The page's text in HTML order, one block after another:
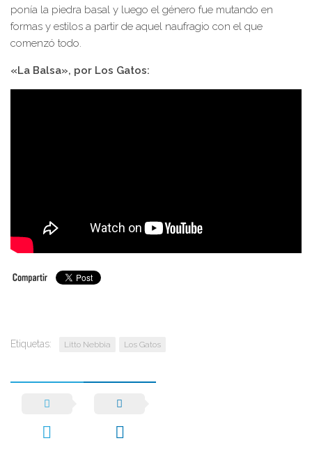
ponía la piedra basal y luego el género fue mutando en
formas y estilos a partir de aquel naufragio con el que
comenzó todo.
«La Balsa», por Los Gatos:
Etiquetas: Litto Nebbia Los Gatos